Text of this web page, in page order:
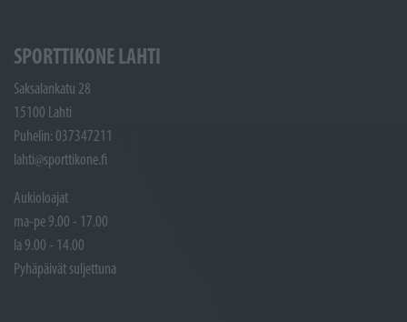
SPORTTIKONE LAHTI
Saksalankatu 28
15100 Lahti
Puhelin: 037347211
lahti@sporttikone.fi
Aukioloajat
ma-pe 9.00 - 17.00
la 9.00 - 14.00
Pyhäpäivät suljettuna